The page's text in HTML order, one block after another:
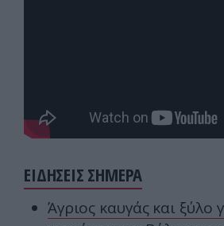
ΕΙΔΗΣΕΙΣ ΣΗΜΕΡΑ
Άγριος καυγάς και ξύλο